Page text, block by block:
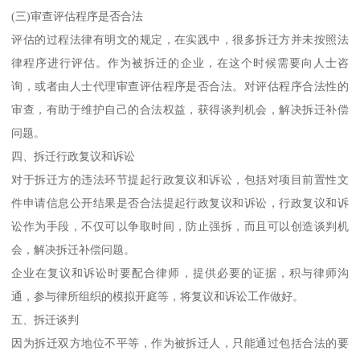
(三)审查评估程序是否合法
评估的过程法律有明文的规定，在实践中，很多拆迁方并未按照法
律程序进行评估。作为被拆迁的企业，在这个时候需要向人士咨
询，或者由人士代理审查评估程序是否合法。对评估程序合法性的
审查，有助于维护自己的合法权益，获得谈判机会，解决拆迁补偿
问题。
四、拆迁行政复议和诉讼
对于拆迁方的违法环节提起行政复议和诉讼，包括对项目前置性文
件申请信息公开结果是否合法提起行政复议和诉讼，行政复议和诉
讼作为手段，不仅可以争取时间，防止强拆，而且可以创造谈判机
会，解决拆迁补偿问题。
企业在复议和诉讼时要配合律师，提供必要的证据，积与律师沟
通，参与律所组织的模拟开庭等，将复议和诉讼工作做好。
五、拆迁谈判
因为拆迁双方地位不平等，作为被拆迁人，只能通过包括合法的要